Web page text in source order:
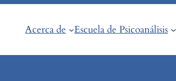
Acerca de Escuela de Psicoanálisis